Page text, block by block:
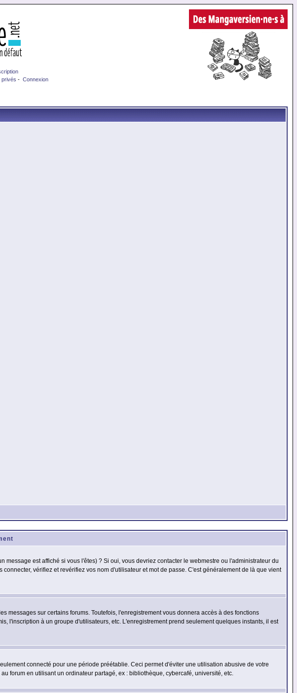
privés - Connexion
est affiché si vous l'êtes) ? Si oui, vous devriez contacter le webmestre ou l'administrateur du
vérifiez et revérifiez vos nom d'utilisateur et mot de passe. C'est généralement de là que vient
messages sur certains forums. Toutefois, l'enregistrement vous donnera accès à des fonctions
l'inscription à un groupe d'utilisateurs, etc. L'enregistrement prend seulement quelques instants, il est
connecté pour une période préétablie. Ceci permet d'éviter une utilisation abusive de votre
forum en utilisant un ordinateur partagé, ex : bibliothèque, cybercafé, université, etc.